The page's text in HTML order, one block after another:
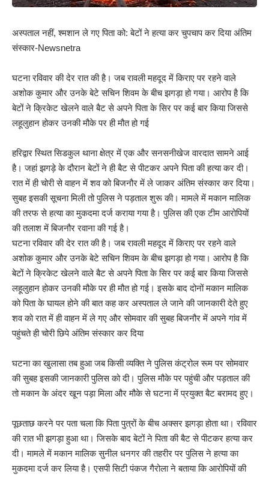
अस्पताल नहीं, श्मशान ले गए पिता को: बेटों ने हत्या कर चुपचाप कर दिया अंतिम
संस्कार-Newsnetra
घटना रविवार की देर रात की है। जब रावली महदूद में किराए पर रहने वाले
अशोक कुमार और उनके बेटे सचिन शिवम के बीच झगड़ा हो गया। आरोप है कि
बेटों ने क्रिकेट खेलने वाले बैट से अपने पिता के सिर पर कई बार किया जिससे
लहूलुहान होकर उनकी मौके पर ही मौत हो गई
हरिद्वार स्थित सिडकुल थाना क्षेत्र में एक और सनसनीखेज वारदात सामने आई
है। जहां झगड़े के दौरान बेटों ने ही बैट से पीटकर अपने पिता की हत्या कर दी।
रात में ही चोरी से वाहन में शव को बिजनौर में ले जाकर अंतिम संस्कार कर दिया।
सुबह इसकी सूचना मिली तो पुलिस ने पड़ताल शुरू की। मामले में मकान मालिक
की तरफ से हत्या का मुकदमा दर्ज कराया गया है। पुलिस की एक टीम आरोपियों
की तलाश में बिजनौर रवाना की गई है।
घटना रविवार की देर रात की है। जब रावली महदूद में किराए पर रहने वाले
अशोक कुमार और उनके बेटे सचिन शिवम के बीच झगड़ा हो गया। आरोप है कि
बेटों ने क्रिकेट खेलने वाले बैट से अपने पिता के सिर पर कई बार किया जिससे
लहूलुहान होकर उनकी मौके पर ही मौत हो गई। इसके बाद दोनों मकान मालिक
को पिता के घायल होने की बात कह कर अस्पताल ले जाने की जानकारी देते हुए
शव को रात में ही वाहन में ले गए और सोमवार की सुबह बिजनौर में अपने गांव में
पहुंचते ही चोरी छिपे अंतिम संस्कार कर दिया
घटना का खुलासा तब हुआ जब किसी व्यक्ति ने पुलिस कंट्रोल रूम पर सोमवार
की सुबह इसकी जानकारी पुलिस को दी। पुलिस मौके पर पहुंची और पड़ताल की
तो मकान के अंदर खून पड़ा मिला और मौके से घटना में प्रयुक्त बैट बरामद हुए।
पूछताछ करने पर पता चला कि पिता पुत्रों के बीच अक्सर झगड़ा होता था। रविवार
की रात भी झगड़ा हुआ था। जिसके बाद बेटों ने पिता की बैट से पीटकर हत्या कर
दी। मामले में मकान मालिक सुनील धनगर की तहरीर पर पुलिस ने हत्या का
मुकदमा दर्ज कर लिया है। एसपी सिटी पंकज गैरोला ने बताया कि आरोपियों की